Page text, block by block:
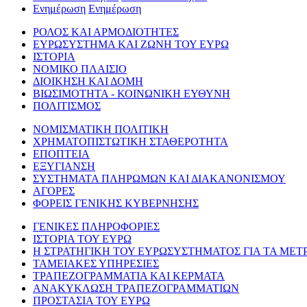
Ενημέρωση Ενημέρωση
ΡΟΛΟΣ ΚΑΙ ΑΡΜΟΔΙΟΤΗΤΕΣ
ΕΥΡΩΣΥΣΤΗΜΑ ΚΑΙ ΖΩΝΗ ΤΟΥ ΕΥΡΩ
ΙΣΤΟΡΙΑ
ΝΟΜΙΚΟ ΠΛΑΙΣΙΟ
ΔΙΟΙΚΗΣΗ ΚΑΙ ΔΟΜΗ
ΒΙΩΣΙΜΟΤΗΤΑ - ΚΟΙΝΩΝΙΚΗ ΕΥΘΥΝΗ
ΠΟΛΙΤΙΣΜΟΣ
ΝΟΜΙΣΜΑΤΙΚΗ ΠΟΛΙΤΙΚΗ
ΧΡΗΜΑΤΟΠΙΣΤΩΤΙΚΗ ΣΤΑΘΕΡΟΤΗΤΑ
ΕΠΟΠΤΕΙΑ
ΕΞΥΓΙΑΝΣΗ
ΣΥΣΤΗΜΑΤΑ ΠΛΗΡΩΜΩΝ ΚΑΙ ΔΙΑΚΑΝΟΝΙΣΜΟΥ
ΑΓΟΡΕΣ
ΦΟΡΕΙΣ ΓΕΝΙΚΗΣ ΚΥΒΕΡΝΗΣΗΣ
ΓΕΝΙΚΕΣ ΠΛΗΡΟΦΟΡΙΕΣ
ΙΣΤΟΡΙΑ ΤΟΥ ΕΥΡΩ
Η ΣΤΡΑΤΗΓΙΚΗ ΤΟΥ ΕΥΡΩΣΥΣΤΗΜΑΤΟΣ ΓΙΑ ΤΑ
ΤΑΜΕΙΑΚΕΣ ΥΠΗΡΕΣΙΕΣ
ΤΡΑΠΕΖΟΓΡΑΜΜΑΤΙΑ ΚΑΙ ΚΕΡΜΑΤΑ
ΑΝΑΚΥΚΛΩΣΗ ΤΡΑΠΕΖΟΓΡΑΜΜΑΤΙΩΝ
ΠΡΟΣΤΑΣΙΑ ΤΟΥ ΕΥΡΩ